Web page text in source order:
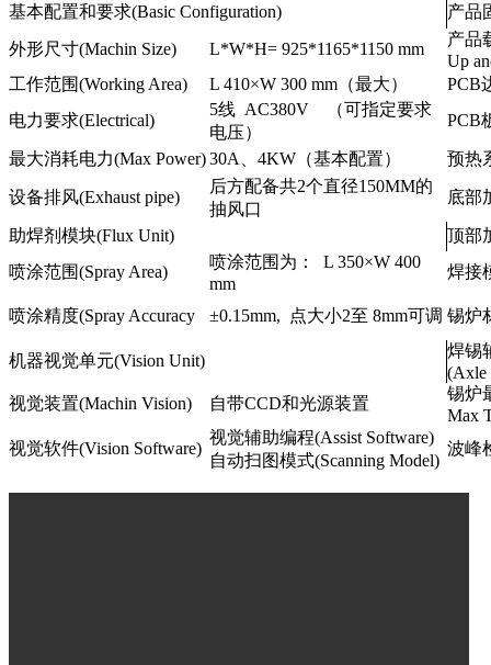
基本配置和要求(Basic Configuration)
产品
外形尺寸(Machin Size)
L*W*H= 925*1165*1150 mm
产品
Up
工作范围(Working Area)
L 410×W 300 mm（最大）
PCB
电力要求(Electrical)
5线 AC380V （可指定要求
电压）
PCB
最大消耗电力(Max Power)30A、4KW（基本配置） 预热
设备排风(Exhaust pipe)
后方配备共2个直径150MM的
抽风口
底部
助焊剂模块(Flux Unit)
顶部
喷涂范围(Spray Area)
喷涂范围为： L 350×W 400
mm
焊接
喷涂精度(Spray Accuracy ±0.15mm, 点大小2至 8mm可调 锡炉
机器视觉单元(Vision Unit)
焊锡
(Axle
视觉装置(Machin Vision)
自带CCD和光源装置
锡炉
Max
视觉软件(Vision Software)
视觉辅助编程(Assist Software)
自动扫图模式(Scanning Model)
波峰